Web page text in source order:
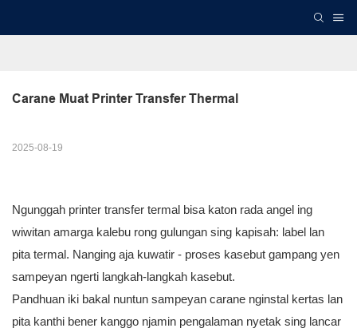
Carane Muat Printer Transfer Thermal
2025-08-19
Ngunggah printer transfer termal bisa katon rada angel ing
wiwitan amarga kalebu rong gulungan sing kapisah: label lan
pita termal. Nanging aja kuwatir - proses kasebut gampang yen
sampeyan ngerti langkah-langkah kasebut.
Pandhuan iki bakal nuntun sampeyan carane nginstal kertas lan
pita kanthi bener kanggo njamin pengalaman nyetak sing lancar